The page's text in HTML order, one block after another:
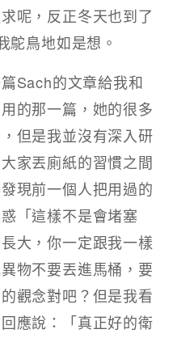
呢，反正冬天也到了
鴕鳥地如是想。
Sach的文章給我和
的那一篇，她的很多
但是我並沒有深入研
家丟廁紙的習慣之間
現前一個人把用過的
「這樣不是會堵塞
大，你一定跟我一樣
物不要丟進馬桶，要
觀念對吧？但是我看
應說：「真正好的衛